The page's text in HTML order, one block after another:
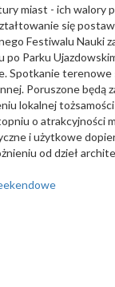
miast - ich walory
się
Festiwalu Nauki
po Parku
Spotkanie
Poruszone będą
lokalnej
o atrakcyjności
i użytkowe
od dzieł